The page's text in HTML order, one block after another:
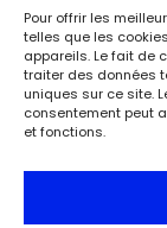
Pour offrir les
telles que les
appareils. Le fait de
traiter des données
uniques sur ce site.
consentement peut
et fonctions.
ÉvénementsCharles
de Paris.
Paris
Musée de la
Leclerc –
À l’occasion
Leclerc –
1944 de
les